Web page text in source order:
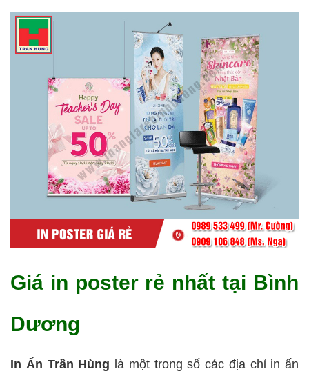
Giá in poster rẻ nhất tại Bình
Dương
In Ấn Trần Hùng là một trong số các địa chỉ in ấn